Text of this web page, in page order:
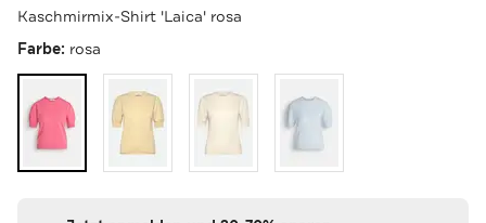
Kaschmirmix-Shirt 'Laica' rosa
Farbe: rosa